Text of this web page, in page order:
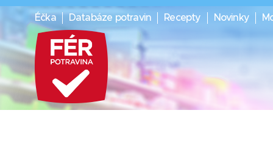
Éčka Databáze potravin Recepty Novinky